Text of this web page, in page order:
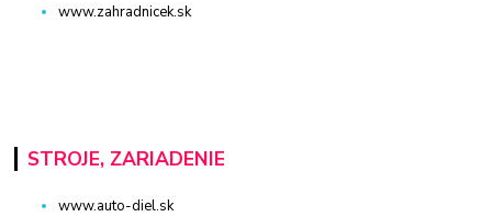
www.zahradnicek.sk
STROJE, ZARIADENIE
www.auto-diel.sk